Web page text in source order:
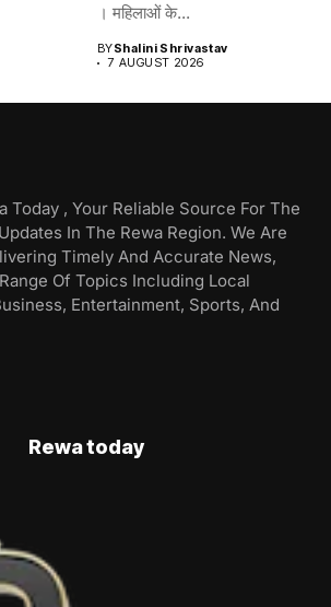
। महिलाओं के...
BYShalini Shrivastav
7 AUGUST 2026
Today , Your Reliable Source For The
In The Rewa Region. We Are
Timely And Accurate News,
Of Topics Including Local
Entertainment, Sports, And
Rewa today